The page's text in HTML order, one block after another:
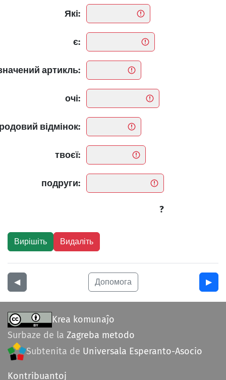
Які:
є:
артикль:
очі:
відмінок:
твоєї:
подруги:
?
◀︎ Допомога ▶︎
Krea komunaĵo
Surbaze de la Zagreba metodo
Subtenita de Universala Esperanto-Asocio
Kontribuantoj